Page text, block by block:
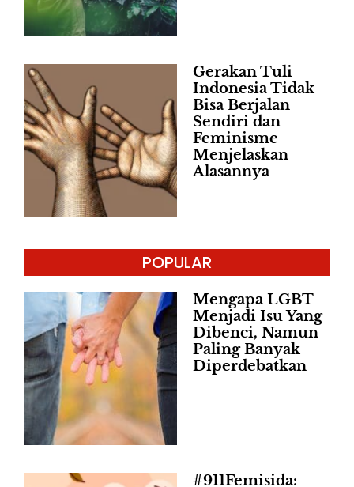
Gerakan Tuli
Indonesia Tidak
Bisa Berjalan
Sendiri dan
Feminisme
Menjelaskan
Alasannya
POPULAR
Mengapa LGBT
Menjadi Isu Yang
Dibenci, Namun
Paling Banyak
Diperdebatkan
#911Femisida: